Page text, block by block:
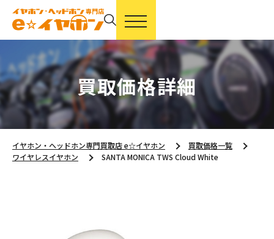
買取価格詳細
イヤホン・ヘッドホン専門買取店 e☆イヤホン
買取価格一覧
ワイヤレスイヤホン
SANTA MONICA TWS Cloud White